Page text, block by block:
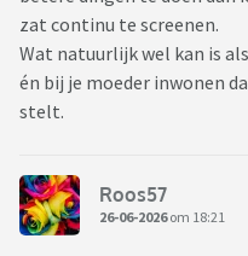
zat continu te screenen.
Wat natuurlijk wel kan is
én bij je moeder inwonen
stelt.
Roos57
26-06-2026om 18:21